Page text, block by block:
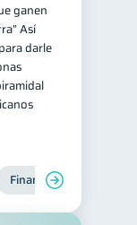
ganen
Así
darle
Finanzas personales